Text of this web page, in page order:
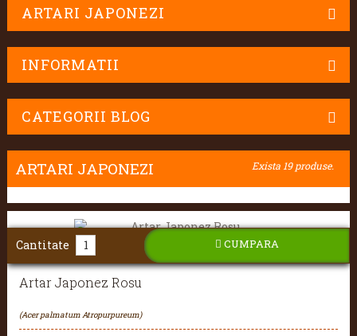
ARTARI JAPONEZI
INFORMATII
CATEGORII BLOG
ARTARI JAPONEZI Exista 19 produse.
Artar Japonez Rosu
(Acer palmatum Atropurpureum)
Cantitate CUMPARA